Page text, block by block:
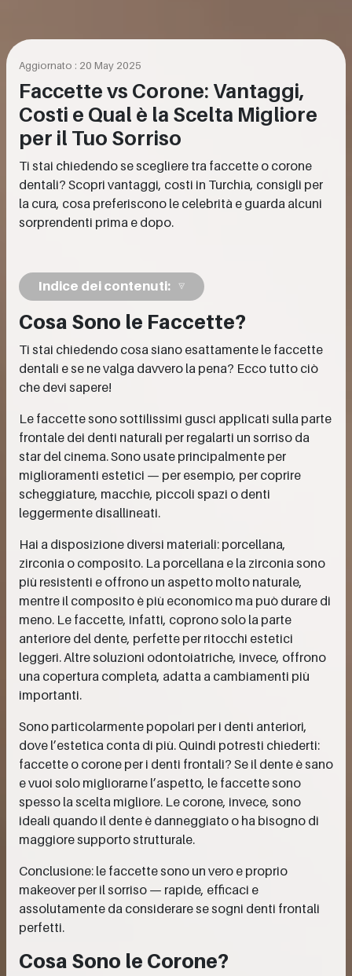
Aggiornato : 20 May 2025
Faccette vs Corone: Vantaggi,
Costi e Qual è la Scelta Migliore
per il Tuo Sorriso
Ti stai chiedendo se scegliere tra faccette o corone
dentali? Scopri vantaggi, costi in Turchia, consigli per
la cura, cosa preferiscono le celebrità e guarda alcuni
sorprendenti prima e dopo.
Indice dei contenuti:
Cosa Sono le Faccette?
Ti stai chiedendo cosa siano esattamente le faccette
dentali e se ne valga davvero la pena? Ecco tutto ciò
che devi sapere!
Le faccette sono sottilissimi gusci applicati sulla parte
frontale dei denti naturali per regalarti un sorriso da
star del cinema. Sono usate principalmente per
miglioramenti estetici — per esempio, per coprire
scheggiature, macchie, piccoli spazi o denti
leggermente disallineati.
Hai a disposizione diversi materiali: porcellana,
zirconia o composito. La porcellana e la zirconia sono
più resistenti e offrono un aspetto molto naturale,
mentre il composito è più economico ma può durare di
meno. Le faccette, infatti, coprono solo la parte
anteriore del dente, perfette per ritocchi estetici
leggeri. Altre soluzioni odontoiatriche, invece, offrono
una copertura completa, adatta a cambiamenti più
importanti.
Sono particolarmente popolari per i denti anteriori,
dove l’estetica conta di più. Quindi potresti chiederti:
faccette o corone per i denti frontali? Se il dente è sano
e vuoi solo migliorarne l’aspetto, le faccette sono
spesso la scelta migliore. Le corone, invece, sono
ideali quando il dente è danneggiato o ha bisogno di
maggiore supporto strutturale.
Conclusione: le faccette sono un vero e proprio
makeover per il sorriso — rapide, efficaci e
assolutamente da considerare se sogni denti frontali
perfetti.
Cosa Sono le Corone?